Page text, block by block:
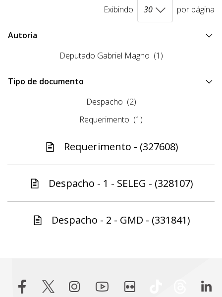
Exibindo por página
Autoria
Deputado Gabriel Magno (1)
Tipo de documento
Despacho (2)
Requerimento (1)
Requerimento - (327608)
Despacho - 1 - SELEG - (328107)
Despacho - 2 - GMD - (331841)